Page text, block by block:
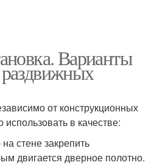
Варианты
от конструкционных
в качестве:
стене закрепить
двигается дверное полотно.